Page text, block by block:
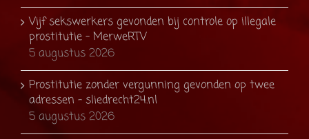
Vijf sekswerkers gevonden bij controle op illegale
prostitutie - MerweRTV
5 augustus 2026
Prostitutie zonder vergunning gevonden op twee
adressen - sliedrecht24.nl
5 augustus 2026